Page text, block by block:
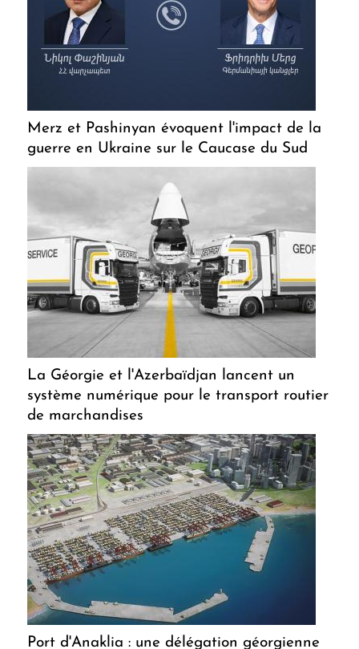
Merz et Pashinyan évoquent l'impact de la
guerre en Ukraine sur le Caucase du Sud
La Géorgie et l'Azerbaïdjan lancent un
système numérique pour le transport routier
de marchandises
Port d'Anaklia : une délégation géorgienne